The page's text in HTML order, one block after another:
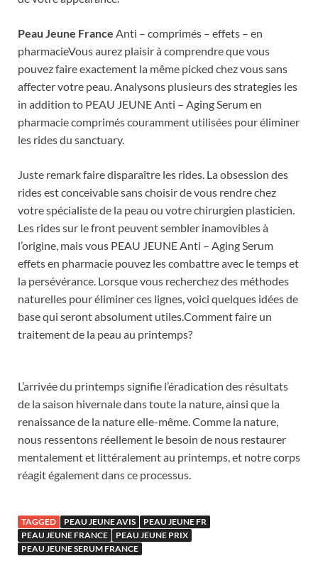
Peau Jeune France Anti – comprimés – effets – en
pharmacieVous aurez plaisir à comprendre que vous
pouvez faire exactement la même picked chez vous sans
affecter votre peau. Analysons plusieurs des strategies les
in addition to PEAU JEUNE Anti – Aging Serum en
pharmacie comprimés couramment utilisées pour éliminer
les rides du sanctuary.
Juste remark faire disparaître les rides. La obsession des
rides est conceivable sans choisir de vous rendre chez
votre spécialiste de la peau ou votre chirurgien plasticien.
Les rides sur le front peuvent sembler inamovibles à
l’origine, mais vous PEAU JEUNE Anti – Aging Serum
effets en pharmacie pouvez les combattre avec le temps et
la persévérance. Lorsque vous recherchez des méthodes
naturelles pour éliminer ces lignes, voici quelques idées de
base qui seront absolument utiles.Comment faire un
traitement de la peau au printemps?
L’arrivée du printemps signifie l’éradication des résultats
de la saison hivernale dans toute la nature, ainsi que la
renaissance de la nature elle-même. Comme la nature,
nous ressentons réellement le besoin de nous restaurer
mentalement et littéralement au printemps, et notre corps
réagit également dans ce processus.
TAGGED PEAU JEUNE AVIS
PEAU JEUNE FR
PEAU JEUNE FRANCE
PEAU JEUNE PRIX
PEAU JEUNE SERUM FRANCE